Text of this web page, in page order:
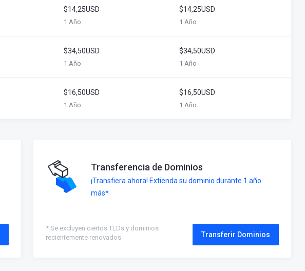
$14,25USD
1 Año
$14,25USD
1 Año
$34,50USD
1 Año
$34,50USD
1 Año
$16,50USD
1 Año
$16,50USD
1 Año
Transferencia de Dominios
¡Transfiera ahora! Extienda su dominio durante 1 año
más*
* Se excluyen ciertos TLDs y dominios
recientemente renovados
Transferir Dominios